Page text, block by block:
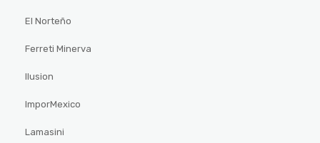
El Norteño
Ferreti Minerva
Ilusion
ImporMexico
Lamasini